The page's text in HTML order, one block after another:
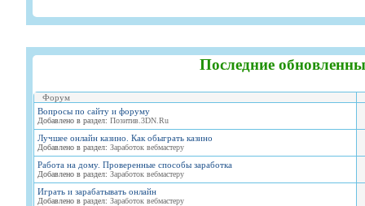
Последние
Форум
Вопросы по сайту и форуму
Добавлено в раздел: Позитив.3DN.Ru
Лучшее онлайн казино. Как обыграть казино
Добавлено в раздел: Заработок вебмастеру
Работа на дому. Проверенные способы заработка
Добавлено в раздел: Заработок вебмастеру
Играть и зарабатывать онлайн
Добавлено в раздел: Заработок вебмастеру